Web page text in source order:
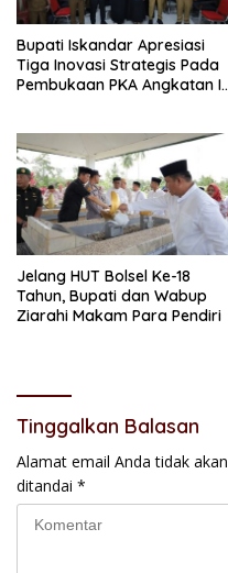
Bupati Iskandar Apresiasi
Tiga Inovasi Strategis Pada
Pembukaan PKA Angkatan II
Jelang HUT Bolsel Ke-18
Tahun, Bupati dan Wabup
Ziarahi Makam Para Pendiri
Tinggalkan Balasan
Alamat email Anda tidak
ditandai *